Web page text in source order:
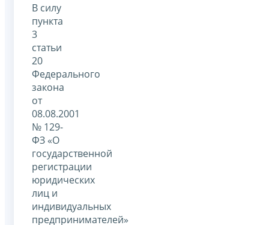
В силу
пункта
3
статьи
20
Федерального
закона
от
08.08.2001
№ 129-
ФЗ «О
государственной
регистрации
юридических
лиц и
индивидуальных
предпринимателей»